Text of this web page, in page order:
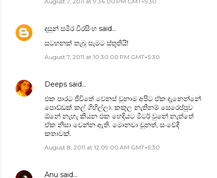
දසුන් සමීර වීරසිංහ said…
සටහනක් තැබූ සැමට ස්තූතියි!
August 7, 2011 at 10:30:00 PM GMT+5:30
Deeps said…
එක පාරට ජීවිතේ වෙනස් වුනාම අපිට ඒක දැනෙන්නේ
පොඩ්ඩක් කල් ගිහිල්ලා. කකුල නැතිනම් සෙරෙප්පුව
ඕනේ නැහැ කියන එක හෙදියට මීටර් වුනේ නැත්තේ
ඒක නිසා වෙන්න ඇති. මොනවා වුනත්, සංවේදී
කතාවක්.
August 8, 2011 at 12:09:00 AM GMT+5:30
Anu said…